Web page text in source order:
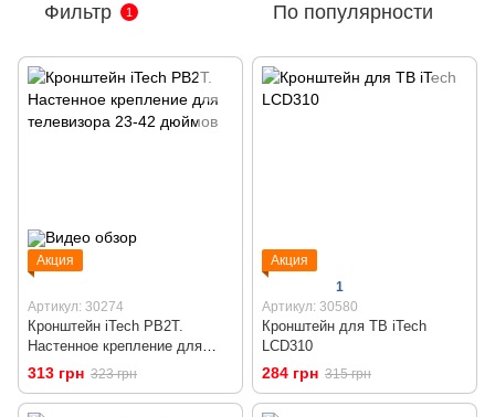
Фильтр 1 По популярности
Акция
Артикул: 30274
Кронштейн iTech PB2T.
Настенное крепление для
телевизора 23-42 дюймов
313 грн 323 грн
Акция
1
Артикул: 30580
Кронштейн для ТВ iTech
LCD310
284 грн 315 грн